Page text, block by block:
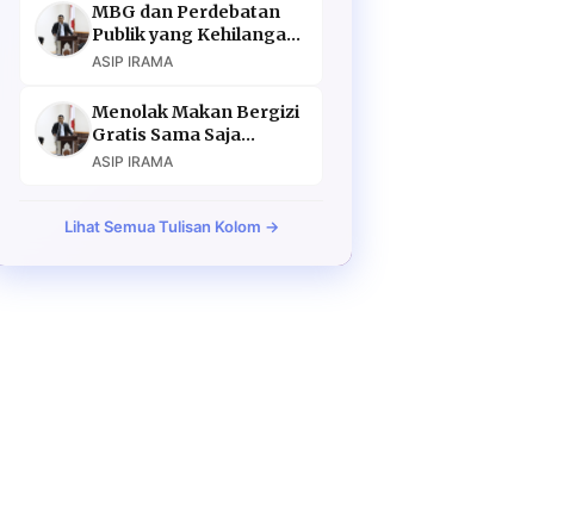
MBG dan Perdebatan
Publik yang Kehilangan
Argumen
ASIP IRAMA
Menolak Makan Bergizi
Gratis Sama Saja
Menolak Masa Depan
ASIP IRAMA
Lihat Semua Tulisan Kolom →